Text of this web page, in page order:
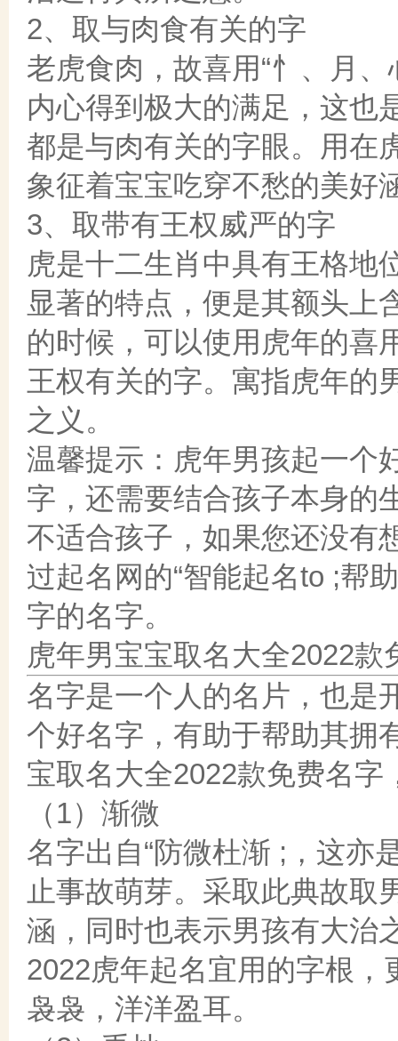
2、取与肉食有关的字
老虎食肉，故喜用“忄、月
内心得到极大的满足，这也
都是与肉有关的字眼。用在
象征着宝宝吃穿不愁的美好
3、取带有王权威严的字
虎是十二生肖中具有王格地
显著的特点，便是其额头上
的时候，可以使用虎年的喜
王权有关的字。寓指虎年的
之义。
温馨提示：虎年男孩起一个
字，还需要结合孩子本身的
不适合孩子，如果您还没有
过起名网的“智能起名to ;帮
字的名字。
虎年男宝宝取名大全2022款
名字是一个人的名片，也是
个好名字，有助于帮助其拥
宝取名大全2022款免费名字
（1）渐微
名字出自“防微杜渐 ;，这亦
止事故萌芽。采取此典故取
涵，同时也表示男孩有大治
2022虎年起名宜用的字根
袅袅，洋洋盈耳。